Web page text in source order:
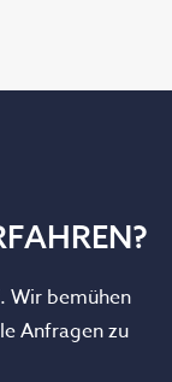
Wir bemühen
Anfragen zu